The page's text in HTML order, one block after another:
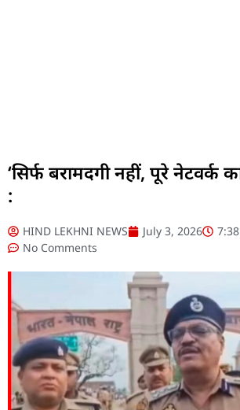
‘सिर्फ बरामदगी नहीं, पूरे नेटवर्क
:
HIND LEKHNI NEWS July 3, 2026
No Comments